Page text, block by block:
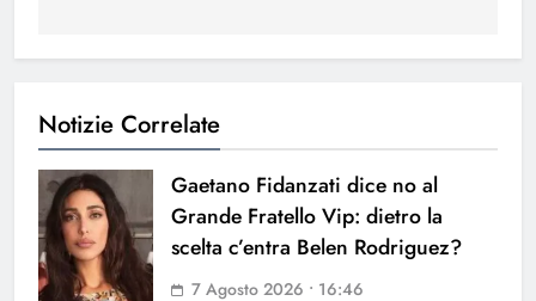
Notizie Correlate
Gaetano Fidanzati dice no al
Grande Fratello Vip: dietro la
scelta c’entra Belen Rodriguez?
7 Agosto 2026 • 16:46